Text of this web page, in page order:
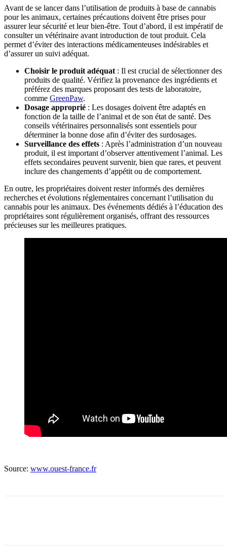
Avant de se lancer dans l’utilisation de produits à base de cannabis
pour les animaux, certaines précautions doivent être prises pour
assurer leur sécurité et leur bien-être. Tout d’abord, il est impératif de
consulter un vétérinaire avant introduction de tout produit. Cela
permet d’éviter des interactions médicamenteuses indésirables et
d’assurer un suivi adéquat.
Choisir le produit adéquat : Il est crucial de sélectionner des
produits de qualité. Vérifiez la provenance des ingrédients et
préférez des marques proposant des tests de laboratoire,
comme GreenPaw.
Dosage approprié : Les dosages doivent être adaptés en
fonction de la taille de l’animal et de son état de santé. Des
conseils vétérinaires personnalisés sont essentiels pour
déterminer la bonne dose afin d’éviter des surdosages.
Surveillance des effets : Après l’administration d’un nouveau
produit, il est important d’observer attentivement l’animal. Les
effets secondaires peuvent survenir, bien que rares, et peuvent
inclure des changements d’appétit ou de comportement.
En outre, les propriétaires doivent rester informés des dernières
recherches et évolutions réglementaires concernant l’utilisation du
cannabis pour les animaux. Des événements dédiés à l’éducation des
propriétaires sont régulièrement organisés, offrant des ressources
précieuses sur les meilleures pratiques.
Source: www.ouest-france.fr